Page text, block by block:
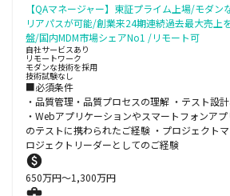
【QAマネージャー】東証プライム上場/モダン
リアパスが可能/創業来24期連続過去最大売上
盤/国内MDM市場シェアNo1 /リモート可
自社サービスあり
リモートワーク
モダンな技術を採用
技術試験なし
■必須条件
・品質管理・品質プロセスの理解 ・テスト設
・Webアプリケーションやスマートフォンア
のテストに携わられたご経験 ・プロジェクト
ロジェクトリーダーとしてのご経験
650万円〜1,300万円